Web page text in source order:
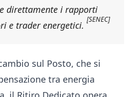
direttamente i rapporti
e trader energetici. [SENEC]
sul Posto, che si
tra energia